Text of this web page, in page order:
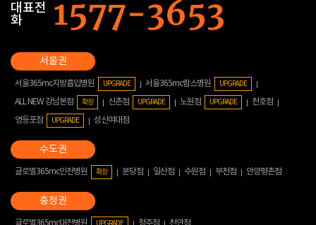
대표전
화
서울365mc지방흡입병원 UPGRADE 서울365mc람스병원 UPGRADE
ALL NEW 강남본점 확장 신촌점 UPGRADE 노원점 UPGRADE
천호점
영등포점
UPGRADE 성신여대점
글로벌365mc인천병원 확장 분당점 일산점 수원점 부천점 안양평촌점
글로벌365mc대전병원 청주점 천안점